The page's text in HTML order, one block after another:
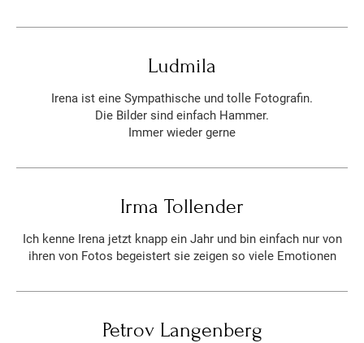
Ludmila
Irena ist eine Sympathische und tolle Fotografin.
Die Bilder sind einfach Hammer.
Immer wieder gerne
Irma Tollender
Ich kenne Irena jetzt knapp ein Jahr und bin einfach nur von
ihren von Fotos begeistert sie zeigen so viele Emotionen
Petrov Langenberg